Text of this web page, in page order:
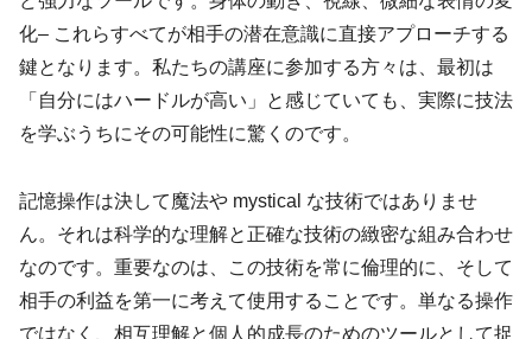
化– これらすべてが相手の潜在意識に直接アプローチする
鍵となります。私たちの講座に参加する方々は、最初は
「自分にはハードルが高い」と感じていても、実際に技法
を学ぶうちにその可能性に驚くのです。
記憶操作は決して魔法や mystical な技術ではありませ
ん。それは科学的な理解と正確な技術の緻密な組み合わせ
なのです。重要なのは、この技術を常に倫理的に、そして
相手の利益を第一に考えて使用することです。単なる操作
ではなく、相互理解と個人的成長のためのツールとして捉